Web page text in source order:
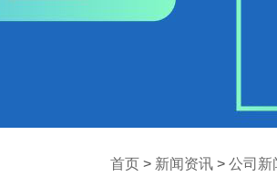
首页 > 新闻资讯 > 公司新